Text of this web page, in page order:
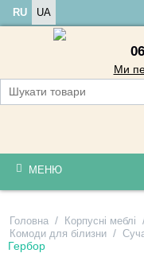
RU UA
Ми
МЕНЮ
Головна / Корпусні меблі
Комоди для білизни /
Гербор